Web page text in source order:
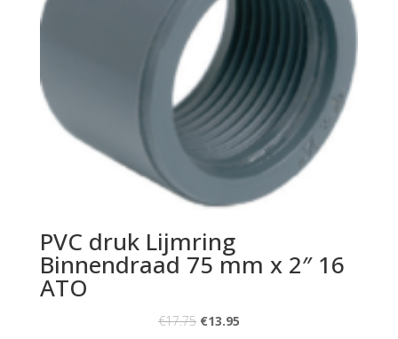
PVC druk Lijmring
Binnendraad 75 mm x 2″ 16
ATO
€17.75 €13.95